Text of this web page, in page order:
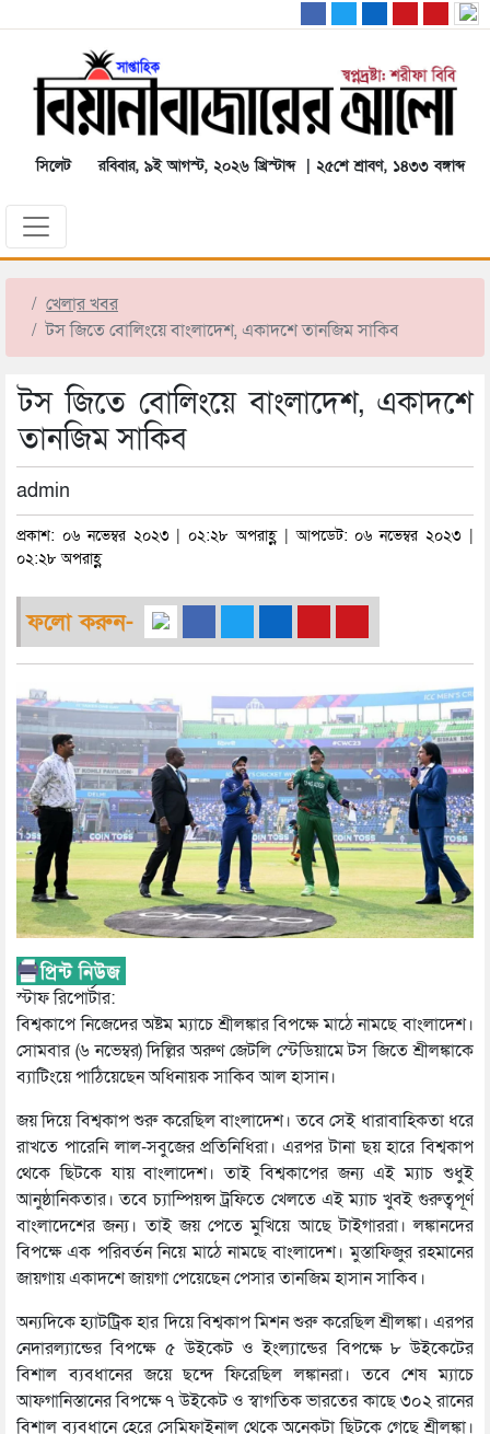
সিলেট রবিবার, ৯ই আগস্ট, ২০২৬ খ্রিস্টাব্দ | ২৫শে শ্রাবণ, ১৪৩৩ বঙ্গাব্দ
খেলার খবর
টস জিতে বোলিংয়ে বাংলাদেশ, একাদশে তানজিম সাকিব
টস জিতে বোলিংয়ে বাংলাদেশ, একাদশে
তানজিম সাকিব
admin
প্রকাশ: ০৬ নভেম্বর ২০২৩ | ০২:২৮ অপরাহ্ণ | আপডেট: ০৬ নভেম্বর ২০২৩ |
০২:২৮ অপরাহ্ণ
ফলো করুন-
স্টাফ রিপোর্টার:
বিশ্বকাপে নিজেদের অষ্টম ম্যাচে শ্রীলঙ্কার বিপক্ষে মাঠে নামছে বাংলাদেশ।
সোমবার (৬ নভেম্বর) দিল্লির অরুণ জেটলি স্টেডিয়ামে টস জিতে শ্রীলঙ্কাকে
ব্যাটিংয়ে পাঠিয়েছেন অধিনায়ক সাকিব আল হাসান।
জয় দিয়ে বিশ্বকাপ শুরু করেছিল বাংলাদেশ। তবে সেই ধারাবাহিকতা ধরে
রাখতে পারেনি লাল-সবুজের প্রতিনিধিরা। এরপর টানা ছয় হারে বিশ্বকাপ
থেকে ছিটকে যায় বাংলাদেশ। তাই বিশ্বকাপের জন্য এই ম্যাচ শুধুই
আনুষ্ঠানিকতার। তবে চ্যাম্পিয়ন্স ট্রফিতে খেলতে এই ম্যাচ খুবই গুরুত্বপূর্ণ
বাংলাদেশের জন্য। তাই জয় পেতে মুখিয়ে আছে টাইগাররা। লঙ্কানদের
বিপক্ষে এক পরিবর্তন নিয়ে মাঠে নামছে বাংলাদেশ। মুস্তাফিজুর রহমানের
জায়গায় একাদশে জায়গা পেয়েছেন পেসার তানজিম হাসান সাকিব।
অন্যদিকে হ্যাটট্রিক হার দিয়ে বিশ্বকাপ মিশন শুরু করেছিল শ্রীলঙ্কা। এরপর
নেদারল্যান্ডের বিপক্ষে ৫ উইকেট ও ইংল্যান্ডের বিপক্ষে ৮ উইকেটের
বিশাল ব্যবধানের জয়ে ছন্দে ফিরেছিল লঙ্কানরা। তবে শেষ ম্যাচে
আফগানিস্তানের বিপক্ষে ৭ উইকেট ও স্বাগতিক ভারতের কাছে ৩০২ রানের
বিশাল ব্যবধানে হেরে সেমিফাইনাল থেকে অনেকটা ছিটকে গেছে শ্রীলঙ্কা।